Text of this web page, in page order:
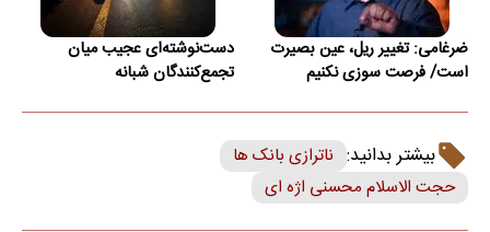
ضرغامی: تغییر ریل، عین بصیرت
است/ فرصت سوزی نکنیم
دست‌نوشته‌ای عجیب میان
تجمع‌کنندگان شبانه
بیشتر بدانید: ناترازی بانک ها
حجت الاسلام محسنی اژه ای